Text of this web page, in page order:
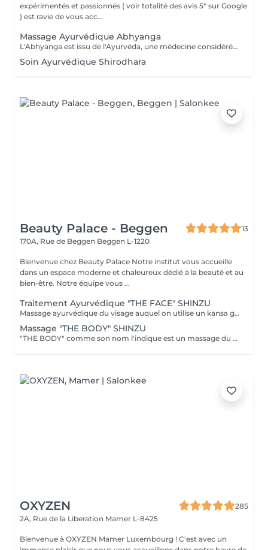
expérimentés et passionnés ( voir totalité des avis 5* sur Google
) est ravie de vous acc...
Massage Ayurvédique Abhyanga
L'Abhyanga est issu de l'Ayurvéda, une médecine considérée comme sacrée en Inde depuis plus de 4000 ans. Il s'appuie sur les sept centres énergétiques du corps que le praticien va rééquilibrer en stimulant les trajets de l'énergie afin de permettre à celle-ci de circuler librement dans tout le corps. Usage d'huiles ayurvédiques chaudes, pressions, frictions, étirements dans un rythme modéré, en alternant des manuvres lentes et plus rapides. Résultat, le bien-être physique et émotionnel sont retrouvés. Pour tous, en particulier les personnes nerveuses souffrant de stress, de fatigue et ayant du mal à gérer leurs émotions. Le massage Abhyanga fait également des merveilles sur : la concentration, le sommeil, la digestion, la dépression. Sur le plan physiologique, il permet de favoriser la circulation sanguine, la respiration, l'assouplissement des articulations et le relâchement musculaire.
Soin Ayurvédique Shirodhara
Beauty Palace - Beggen
13
170A, Rue de Beggen Beggen L-1220
Bienvenue chez Beauty Palace Notre institut vous accueille
dans un espace moderne et chaleureux dédié à la beauté et au
bien-être. Notre équipe vous ...
Traitement Ayurvédique "THE FACE" SHINZU
Massage ayurvédique du visage auquel on utilise un kansa guérisseur de L'Inde. Celui-ci permet de rééquilibrer les énergies au corps, agit sur des points d'acupression pour améliorer la circulation, détendre les muscles, drainer, anti-stresse et raffermir l'ovale du visage. Résultats: *Détente *Peau lumineuse *Amélioration du tonus musculaire *Diminution des tensions faciales *Améliore les maux de tête *Anti-stress *Draine
Massage "THE BODY" SHINZU
"THE BODY" comme son nom l'indique est un massage du corps complet. (Cuir chevelu compris) Pratiqué à l'aide de KANSAS rugueux (métal guérisseur de l'inde) Voici ce que ce massage vous apportera: *Une meilleur oxygénation et circulation du sang *Il réactivera vos capacités, concentration et clarté mentale *Il améliorera vos défenses immunitaires *Il détoxifiera votre corps (drainage) *Il aidera à la régulation du sommeil *Il soulagera les tensions de la vie quotidienne *Il rééquilibrera vos énergies
OXYZEN
285
2A, Rue de la Liberation Mamer L-8425
Bienvenue à OXYZEN Mamer Luxembourg ! C'est avec un